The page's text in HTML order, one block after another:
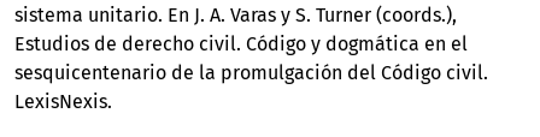
sistema unitario. En J. A. Varas y S. Turner (coords.),
Estudios de derecho civil. Código y dogmática en el
sesquicentenario de la promulgación del Código civil.
LexisNexis.